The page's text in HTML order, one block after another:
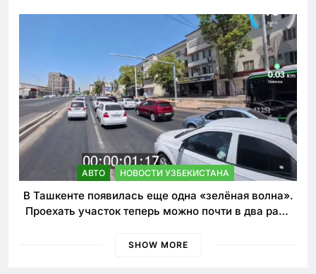
АВТО НОВОСТИ УЗБЕКИСТАНА
В Ташкенте появилась еще одна «зелёная волна».
Проехать участок теперь можно почти в два раза
SHOW MORE